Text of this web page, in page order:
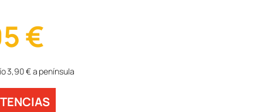
€
3,90 € a península